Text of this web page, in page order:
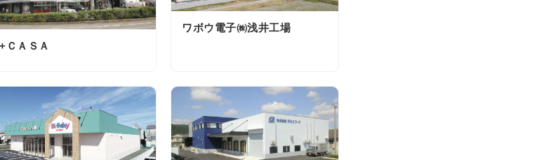
+ＣＡＳＡ
ワボウ電子㈱浅井工場